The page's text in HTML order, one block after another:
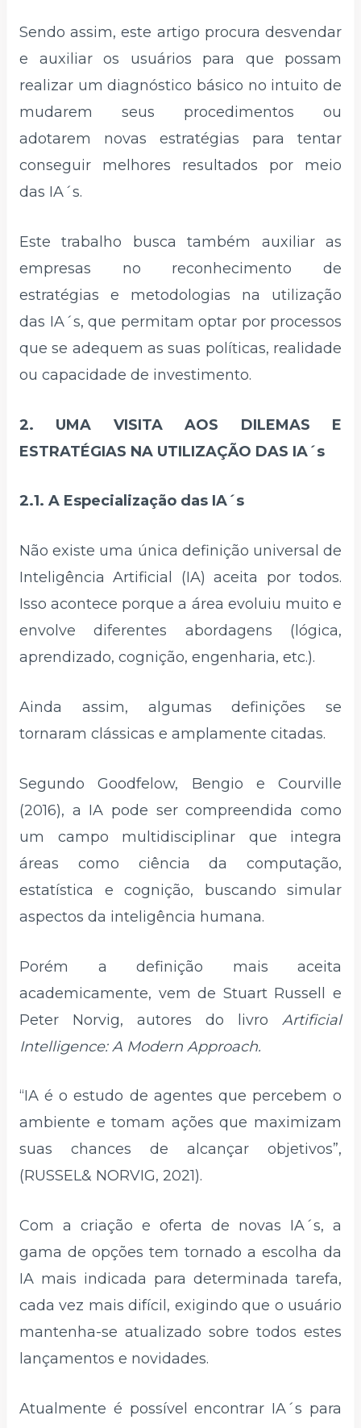
Sendo assim, este artigo procura desvendar
e auxiliar os usuários para que possam
realizar um diagnóstico básico no intuito de
mudarem seus procedimentos ou
adotarem novas estratégias para tentar
conseguir melhores resultados por meio
das IA´s.
Este trabalho busca também auxiliar as
empresas no reconhecimento de
estratégias e metodologias na utilização
das IA´s, que permitam optar por processos
que se adequem as suas políticas, realidade
ou capacidade de investimento.
2. UMA VISITA AOS DILEMAS E
ESTRATÉGIAS NA UTILIZAÇÃO DAS IA´s
2.1. A Especialização das IA´s
Não existe uma única definição universal de
Inteligência Artificial (IA) aceita por todos.
Isso acontece porque a área evoluiu muito e
envolve diferentes abordagens (lógica,
aprendizado, cognição, engenharia, etc.).
Ainda assim, algumas definições se
tornaram clássicas e amplamente citadas.
Segundo Goodfelow, Bengio e Courville
(2016), a IA pode ser compreendida como
um campo multidisciplinar que integra
áreas como ciência da computação,
estatística e cognição, buscando simular
aspectos da inteligência humana.
Porém a definição mais aceita
academicamente, vem de Stuart Russell e
Peter Norvig, autores do livro Artificial
Intelligence: A Modern Approach.
“IA é o estudo de agentes que percebem o
ambiente e tomam ações que maximizam
suas chances de alcançar objetivos”,
(RUSSEL& NORVIG, 2021).
Com a criação e oferta de novas IA´s, a
gama de opções tem tornado a escolha da
IA mais indicada para determinada tarefa,
cada vez mais difícil, exigindo que o usuário
mantenha-se atualizado sobre todos estes
lançamentos e novidades.
Atualmente é possível encontrar IA´s para